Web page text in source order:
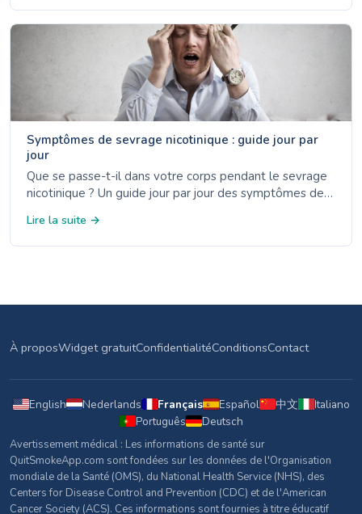
Symptômes de sevrage nicotinique : guide jour par
jour
Que se passe-t-il dans votre corps pendant le sevrage
nicotinique ? Un guide jour par jour des symptômes de
l'humeur de la 4e semaine.
Lire la suite →
À proposWidget gratuitConfidentialitéConditionsContact
English Nederlands Français Español 中文
Italiano
Português
Deutsch
Avertissement médical : Les informations de santé sur
QuitSmokeApp.com sont fondées sur les données de l'Organisation
mondiale de la Santé (OMS), du National Health Service (NHS), des
Centers for Disease Control and Prevention (CDC) et de l'American
Cancer Society (ACS). Ces informations sont fournies à titre éducatif